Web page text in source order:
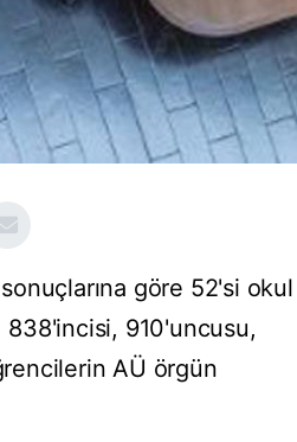
göre 52'si okul
838'incisi, 910'uncusu,
AÜ örgün